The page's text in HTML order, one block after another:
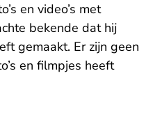
en video’s met
bekende dat hij
gemaakt. Er zijn geen
en filmpjes heeft